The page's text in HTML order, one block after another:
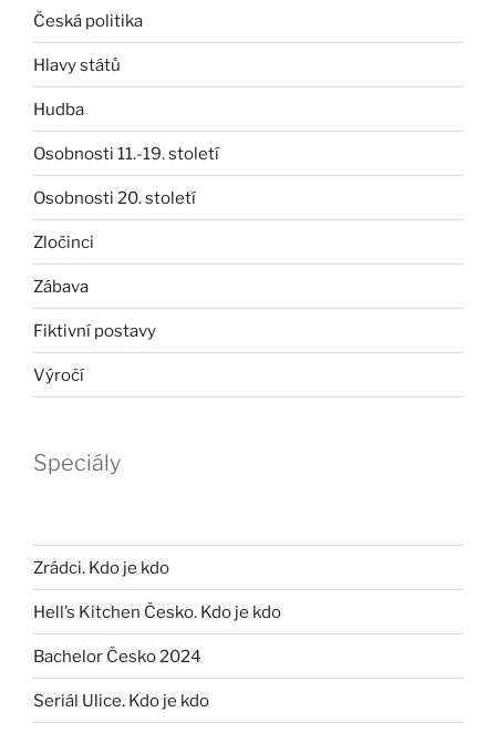
Česká politika
Hlavy států
Hudba
Osobnosti 11.-19. století
Osobnosti 20. století
Zločinci
Zábava
Fiktivní postavy
Výročí
Speciály
Zrádci. Kdo je kdo
Hell’s Kitchen Česko. Kdo je kdo
Bachelor Česko 2024
Seriál Ulice. Kdo je kdo